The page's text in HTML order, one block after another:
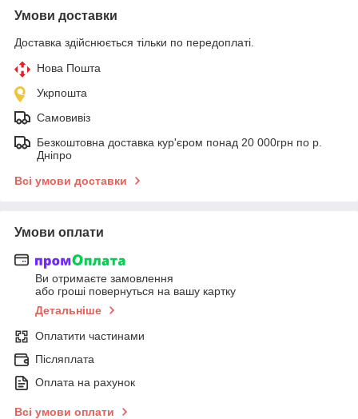
Умови доставки
Доставка здійснюється тільки по передоплаті.
Нова Пошта
Укрпошта
Самовивіз
Безкоштовна доставка кур'єром понад 20 000грн по р.
Дніпро
Всі умови доставки
Умови оплати
Ви отримаєте замовлення
або гроші повернуться на вашу картку
Детальніше
Оплатити частинами
Післяплата
Оплата на рахунок
Всі умови оплати